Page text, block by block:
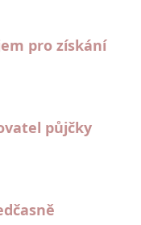
pro získání
půjčky